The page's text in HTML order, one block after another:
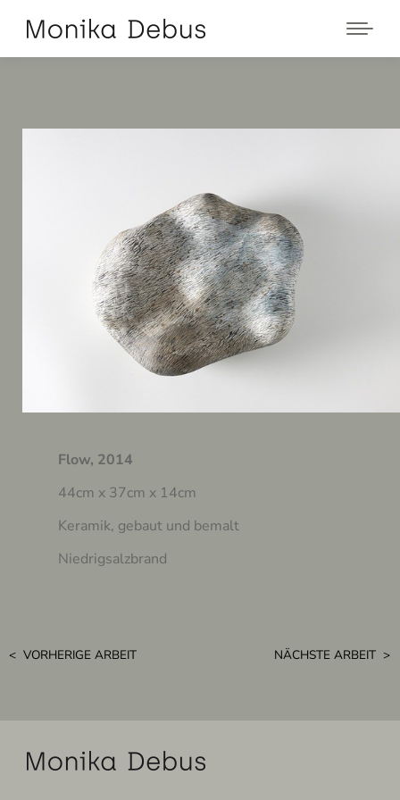
Flow, 2014
44cm x 37cm x 14cm
Keramik, gebaut und bemalt
Niedrigsalzbrand
< VORHERIGE ARBEIT NÄCHSTE ARBEIT >